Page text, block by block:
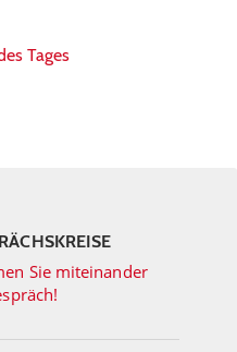
Tages
Sie miteinander